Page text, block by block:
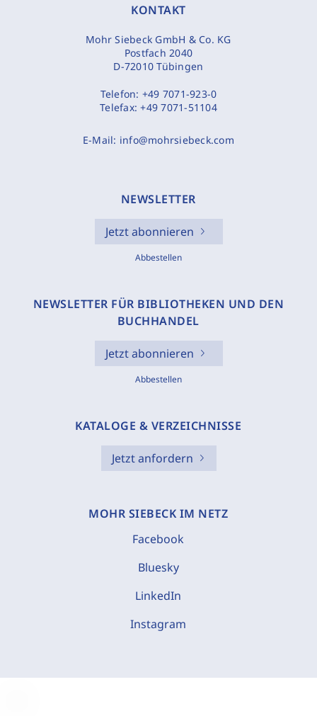
KONTAKT
Mohr Siebeck GmbH & Co. KG
Postfach 2040
D-72010 Tübingen
Telefon: +49 7071-923-0
Telefax:+49 7071-51104
E-Mail: info@mohrsiebeck.com
NEWSLETTER
Jetzt abonnieren
Abbestellen
NEWSLETTER FÜR BIBLIOTHEKEN UND DEN
BUCHHANDEL
Jetzt abonnieren
Abbestellen
KATALOGE & VERZEICHNISSE
Jetzt anfordern
MOHR SIEBECK IM NETZ
Facebook
Bluesky
LinkedIn
Instagram